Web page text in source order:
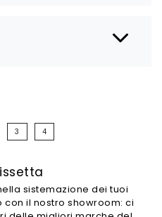
3 4
sistemazione dei tuoi
il nostro showroom: ci